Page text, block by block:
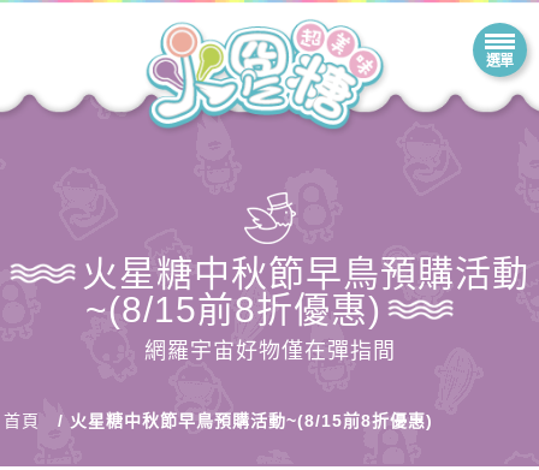
火星糖中秋節早鳥預購活動
~(8/15前8折優惠)
網羅宇宙好物僅在彈指間
首頁 火星糖中秋節早鳥預購活動~(8/15前8折優惠)